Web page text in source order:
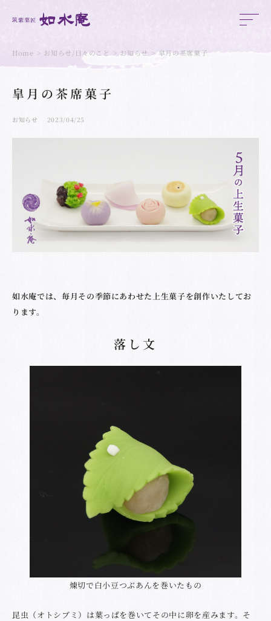
Home お知らせ/日々のこと お知らせ 皐月の茶席菓子
皐月の茶席菓子
お知らせ 2023/04/25
如水庵では、毎月その季節にあわせた上生菓子を創作いたしてお
ります。
落し文
煉切で白小豆つぶあんを巻いたもの
昆虫（オトシブミ）は葉っぱを巻いてその中に卵を産みます。そ